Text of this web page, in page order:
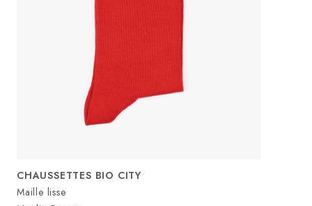
CHAUSSETTES BIO CITY
Maille lisse